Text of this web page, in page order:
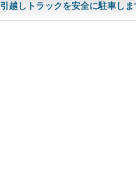
引越しトラックを安全に駐車し